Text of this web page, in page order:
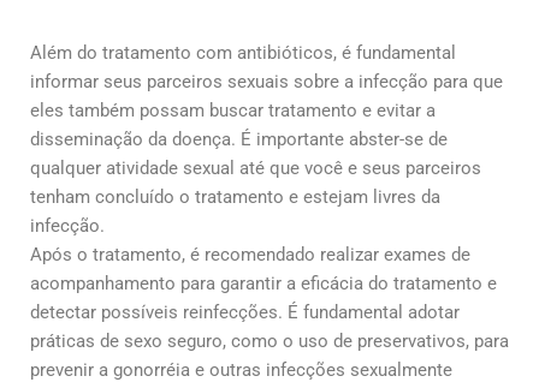
Além do tratamento com antibióticos, é fundamental
informar seus parceiros sexuais sobre a infecção para que
eles também possam buscar tratamento e evitar a
disseminação da doença. É importante abster-se de
qualquer atividade sexual até que você e seus parceiros
tenham concluído o tratamento e estejam livres da
infecção.
Após o tratamento, é recomendado realizar exames de
acompanhamento para garantir a eficácia do tratamento e
detectar possíveis reinfecções. É fundamental adotar
práticas de sexo seguro, como o uso de preservativos, para
prevenir a gonorréia e outras infecções sexualmente